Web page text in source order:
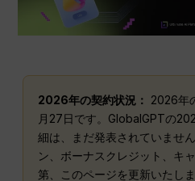
2026年の契約状況： 2026年
月27日です。GlobalGPTの
細は、まだ発表されていませ
ン、ボーナスクレジット、キ
第、このページを更新いたし